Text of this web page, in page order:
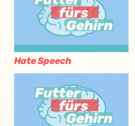
Hate Speech